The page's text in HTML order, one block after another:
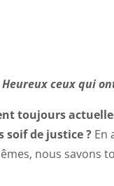
Heureux ceux qui
toujours
soif de justice ?En
nous savons